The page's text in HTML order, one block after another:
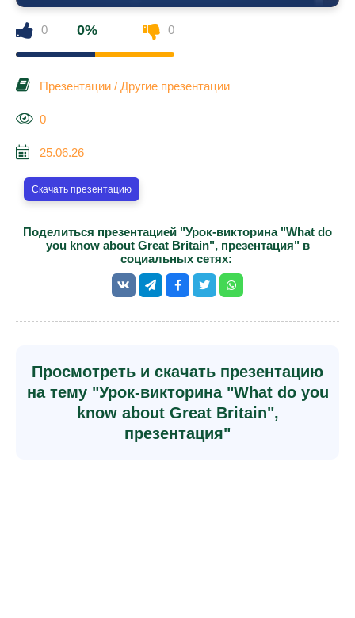
0 0% 0
Презентации / Другие презентации
0
25.06.26
Скачать презентацию
Поделиться презентацией "Урок-викторина "What do
you know about Great Britain", презентация" в
социальных сетях:
Просмотреть и скачать презентацию
на тему "Урок-викторина "What do you
know about Great Britain",
презентация"